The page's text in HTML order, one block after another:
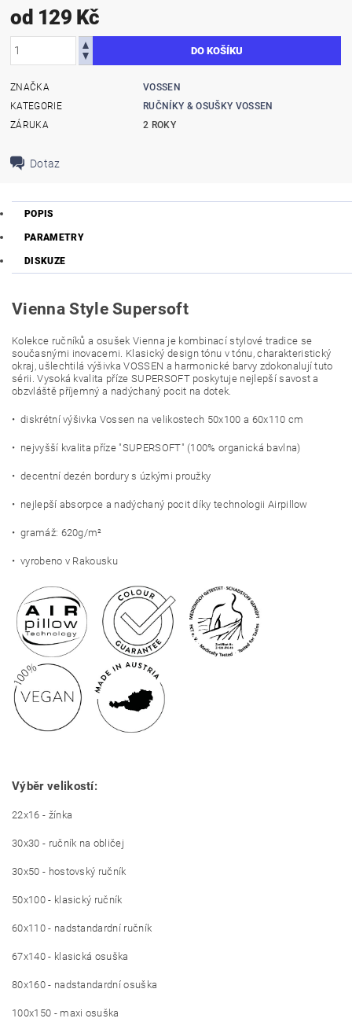
od 129 Kč
ZNAČKA
VOSSEN
KATEGORIE
RUČNÍKY & OSUŠKY VOSSEN
ZÁRUKA
2 ROKY
Dotaz
POPIS
PARAMETRY
DISKUZE
Vienna Style Supersoft
Kolekce ručníků a osušek Vienna je kombinací stylové tradice se
současnými inovacemi. Klasický design tónu v tónu, charakteristický
okraj, ušlechtilá výšivka VOSSEN a harmonické barvy zdokonalují tuto
sérii. Vysoká kvalita příze SUPERSOFT poskytuje nejlepší savost a
obzvláště příjemný a nadýchaný pocit na dotek.
• diskrétní výšivka Vossen na velikostech 50x100 a 60x110 cm
• nejvyšší kvalita příze "SUPERSOFT" (100% organická bavlna)
• decentní dezén bordury s úzkými proužky
• nejlepší absorpce a nadýchaný pocit díky technologii Airpillow
• gramáž: 620g/m²
• vyrobeno v Rakousku
Výběr velikostí:
22x16 - žínka
30x30 - ručník na obličej
30x50 - hostovský ručník
50x100 - klasický ručník
60x110 - nadstandardní ručník
67x140 - klasická osuška
80x160 - nadstandardní osuška
100x150 - maxi osuška